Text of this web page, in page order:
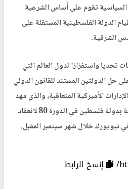
السياسية تقوم على أساس الشرعية
الدولة الفلسطينية المستقلة على
تحديا واستفزازا لدول العالم التي
الدولتين المستند للقانون الدولي
الأميركية المتعاقبة، والذي مهد
إلى سلسلة اعترافات دولية هامة بدولة فلسطين في الدورة 80 لانعقاد
نيويورك خلال شهر سبتمبر المقبل.
إنسخ الرابط